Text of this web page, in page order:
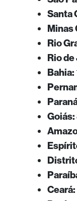
Santa
Minas
Rio
Rio
Bahia:
Goiás:
Ceará: